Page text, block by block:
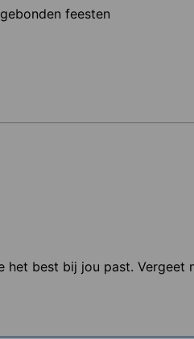
feesten
het best bij jou past.